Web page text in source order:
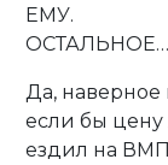
ЕМУ.
ОСТАЛЬНОЕ…
Да, наверное
если бы цену
ездил на